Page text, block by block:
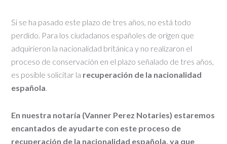
Si se ha pasado este plazo de tres años, no está todo
perdido. Para los ciudadanos españoles de origen que
adquirieron la nacionalidad británica y no realizaron el
proceso de conservación en el plazo señalado de tres años,
es posible solicitar la recuperación de la nacionalidad
española.
En nuestra notaría (Vanner Perez Notaries) estaremos
encantados de ayudarte con este proceso de
recuperación de la nacionalidad española, ya que